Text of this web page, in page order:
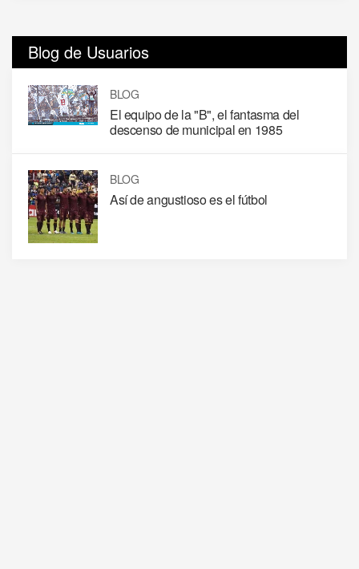
Blog de Usuarios
BLOG
El equipo de la "B", el fantasma del
descenso de municipal en 1985
BLOG
Así de angustioso es el fútbol